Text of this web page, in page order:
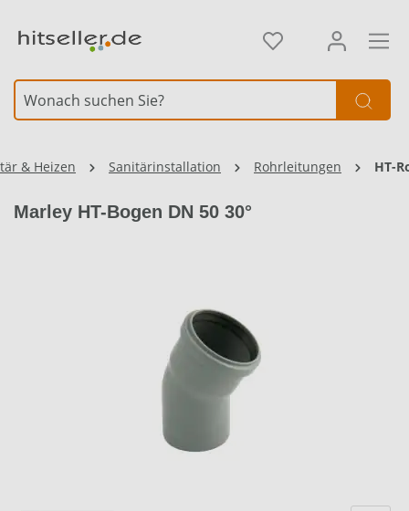
& Heizen Sanitärinstallation Rohrleitungen HT-
Marley HT-Bogen DN 50 30°